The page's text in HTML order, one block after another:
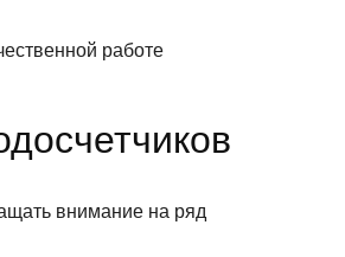
работе
внимание на ряд